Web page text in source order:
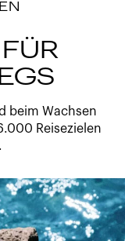
beim Wachsen
Reisezielen